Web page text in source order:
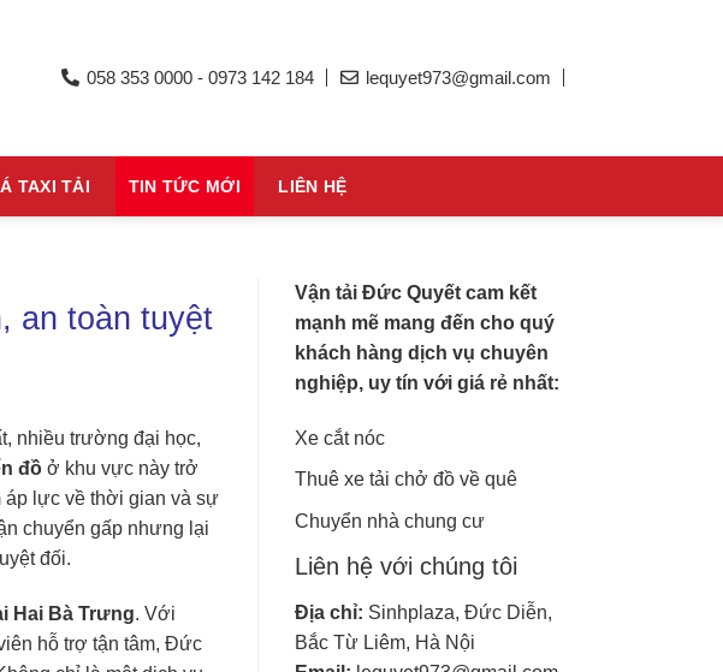
058 353 0000 - 0973 142 184 lequyet973@gmail.com
TAXI TẢI TIN TỨC MỚI LIÊN HỆ
an toàn tuyệt
nhiều trường đại học,
đồ ở khu vực này trở
áp lực về thời gian và sự
chuyển gấp nhưng lại
đối.
Hai Bà Trưng. Với
hỗ trợ tận tâm, Đức
Vận tải Đức Quyết cam kết
mạnh mẽ mang đến cho quý
khách hàng dịch vụ chuyên
nghiệp, uy tín với giá rẻ nhất:
Xe cắt nóc
Thuê xe tải chở đồ về quê
Chuyển nhà chung cư
Liên hệ với chúng tôi
Địa chỉ: Sinhplaza, Đức Diễn,
Bắc Từ Liêm, Hà Nội